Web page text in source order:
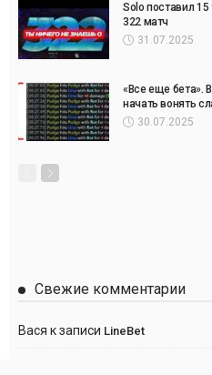
Solo поставил
322 матч
31.07.2025
«Все еще бета».
начать вонять
30.07.2025
Свежие комментарии
Вася к записи LineBet